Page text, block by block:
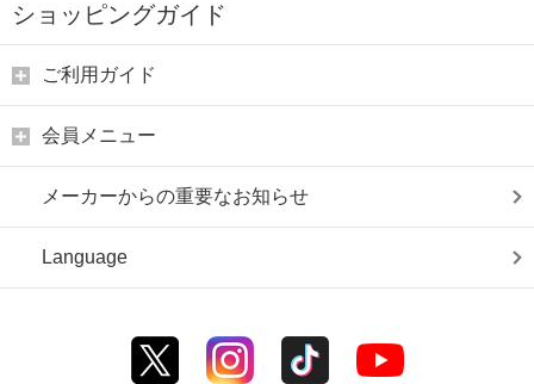
ショッピングガイド
ご利用ガイド
会員メニュー
メーカーからの重要なお知らせ
Language